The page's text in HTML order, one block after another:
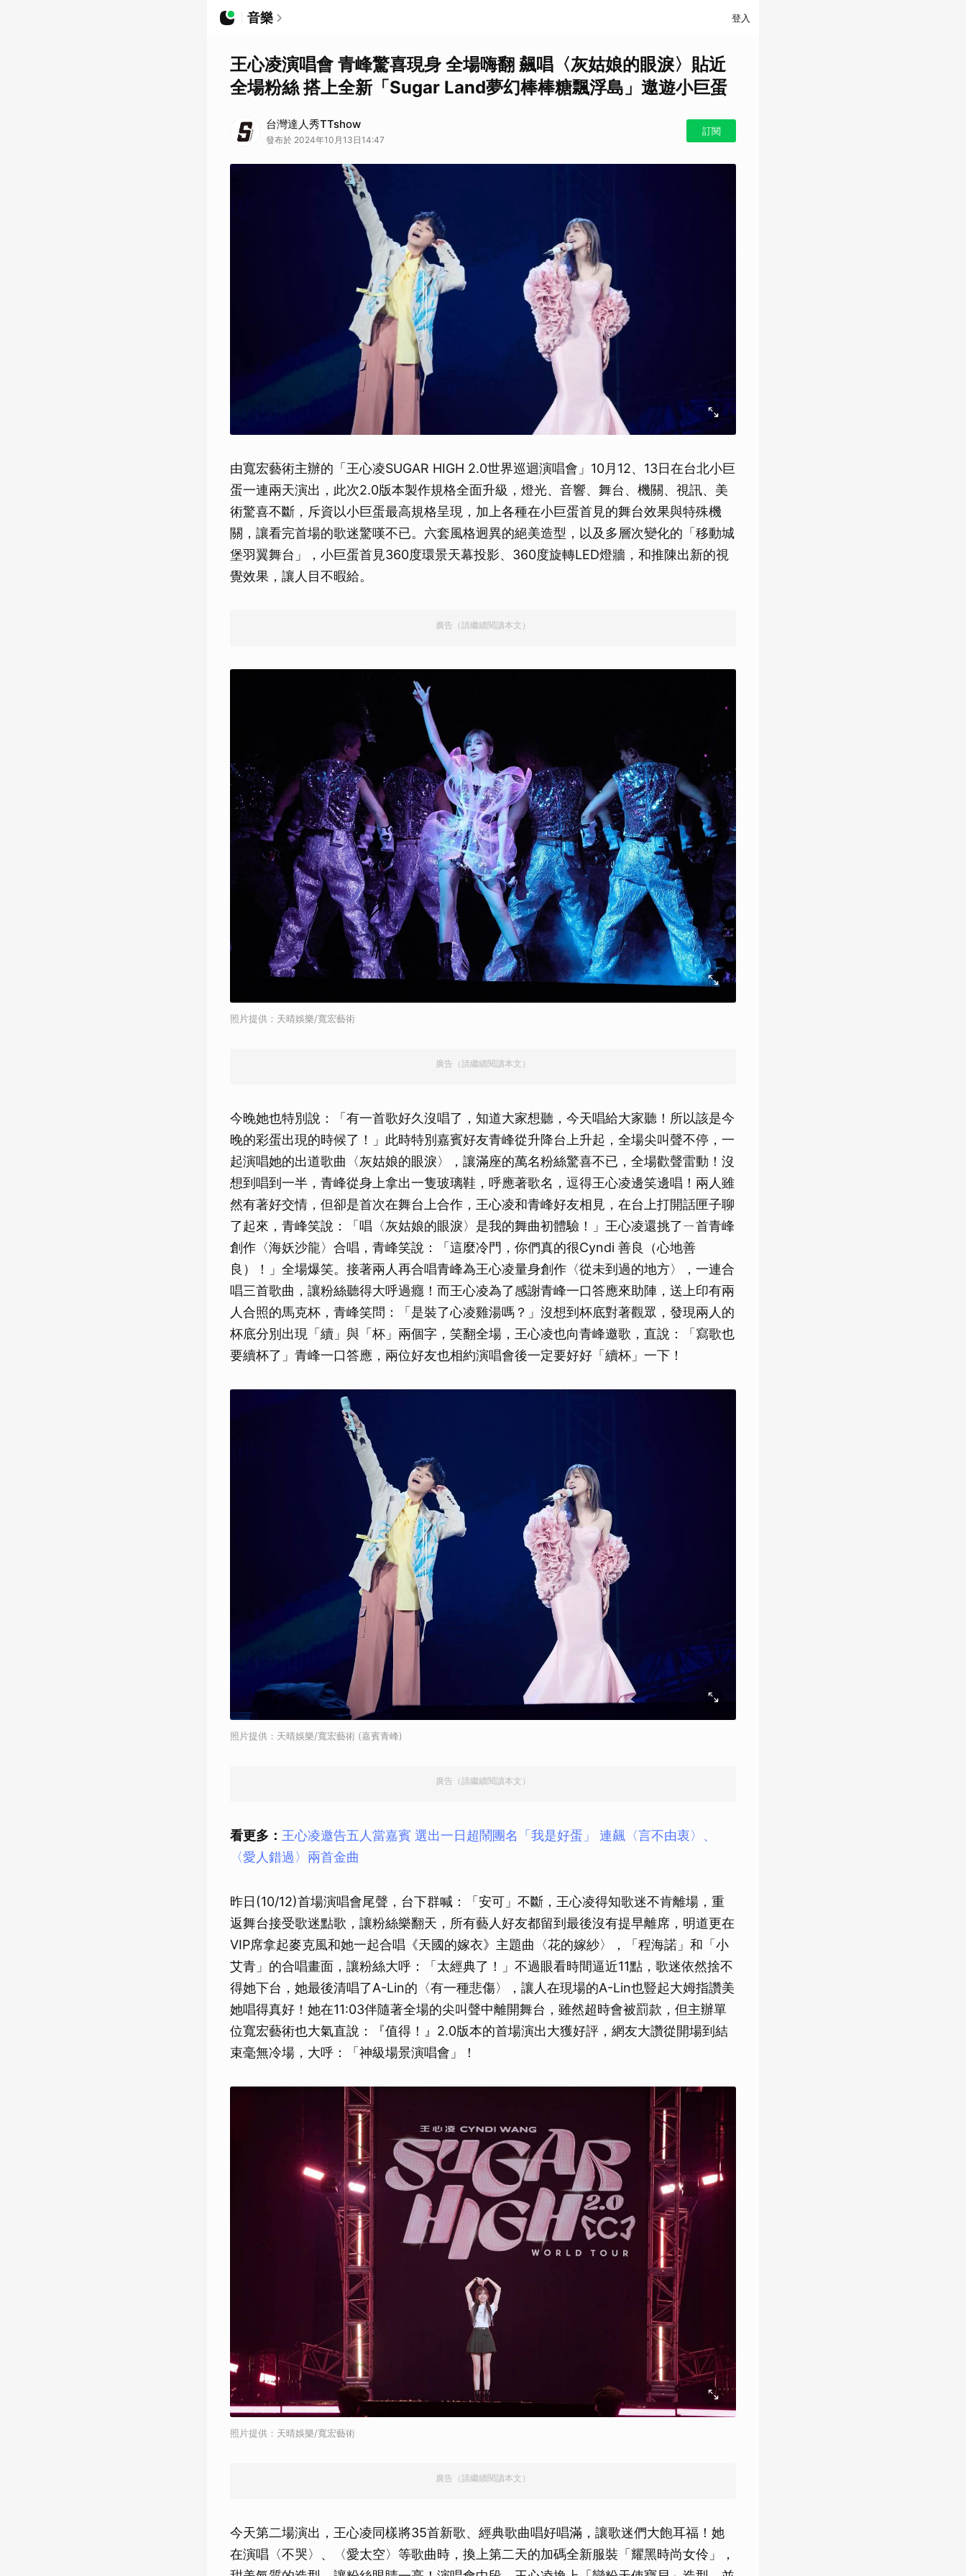
音樂 登入
王心凌演唱會 青峰驚喜現身 全場嗨翻 飆唱〈灰姑娘的眼淚〉貼近
全場粉絲 搭上全新「Sugar Land夢幻棒棒糖飄浮島」遨遊小巨蛋
台灣達人秀TTshow
發布於 2024年10月13日14:47
訂閱
由寬宏藝術主辦的「王心凌SUGAR HIGH 2.0世界巡迴演唱會」10月12、13日在台北小巨
蛋一連兩天演出，此次2.0版本製作規格全面升級，燈光、音響、舞台、機關、視訊、美
術驚喜不斷，斥資以小巨蛋最高規格呈現，加上各種在小巨蛋首見的舞台效果與特殊機
關，讓看完首場的歌迷驚嘆不已。六套風格迥異的絕美造型，以及多層次變化的「移動城
堡羽翼舞台」，小巨蛋首見360度環景天幕投影、360度旋轉LED燈牆，和推陳出新的視
覺效果，讓人目不暇給。
廣告（請繼續閱讀本文）
照片提供：天晴娛樂/寬宏藝術
廣告（請繼續閱讀本文）
今晚她也特別說：「有一首歌好久沒唱了，知道大家想聽，今天唱給大家聽！所以該是今
晚的彩蛋出現的時候了！」此時特別嘉賓好友青峰從升降台上升起，全場尖叫聲不停，一
起演唱她的出道歌曲〈灰姑娘的眼淚〉，讓滿座的萬名粉絲驚喜不已，全場歡聲雷動！沒
想到唱到一半，青峰從身上拿出一隻玻璃鞋，呼應著歌名，逗得王心凌邊笑邊唱！兩人雖
然有著好交情，但卻是首次在舞台上合作，王心凌和青峰好友相見，在台上打開話匣子聊
了起來，青峰笑說：「唱〈灰姑娘的眼淚〉是我的舞曲初體驗！」王心凌還挑了ㄧ首青峰
創作〈海妖沙龍〉合唱，青峰笑說：「這麼冷門，你們真的很Cyndi 善良（心地善
良）！」全場爆笑。接著兩人再合唱青峰為王心凌量身創作〈從未到過的地方〉，一連合
唱三首歌曲，讓粉絲聽得大呼過癮！而王心凌為了感謝青峰一口答應來助陣，送上印有兩
人合照的馬克杯，青峰笑問：「是裝了心凌雞湯嗎？」沒想到杯底對著觀眾，發現兩人的
杯底分別出現「續」與「杯」兩個字，笑翻全場，王心凌也向青峰邀歌，直說：「寫歌也
要續杯了」青峰一口答應，兩位好友也相約演唱會後一定要好好「續杯」一下！
照片提供：天晴娛樂/寬宏藝術 (嘉賓青峰)
廣告（請繼續閱讀本文）
看更多： 王心凌邀告五人當嘉賓 選出一日超鬧團名「我是好蛋」 連飆〈言不由衷〉、
〈愛人錯過〉兩首金曲
昨日(10/12)首場演唱會尾聲，台下群喊：「安可」不斷，王心凌得知歌迷不肯離場，重
返舞台接受歌迷點歌，讓粉絲樂翻天，所有藝人好友都留到最後沒有提早離席，明道更在
VIP席拿起麥克風和她一起合唱《天國的嫁衣》主題曲〈花的嫁紗〉，「程海諾」和「小
艾青」的合唱畫面，讓粉絲大呼：「太經典了！」不過眼看時間逼近11點，歌迷依然捨不
得她下台，她最後清唱了A-Lin的〈有一種悲傷〉，讓人在現場的A-Lin也豎起大姆指讚美
她唱得真好！她在11:03伴隨著全場的尖叫聲中離開舞台，雖然超時會被罰款，但主辦單
位寬宏藝術也大氣直說：『值得！』2.0版本的首場演出大獲好評，網友大讚從開場到結
束毫無冷場，大呼：「神級場景演唱會」！
照片提供：天晴娛樂/寬宏藝術
廣告（請繼續閱讀本文）
今天第二場演出，王心凌同樣將35首新歌、經典歌曲唱好唱滿，讓歌迷們大飽耳福！她
在演唱〈不哭〉、〈愛太空〉等歌曲時，換上第二天的加碼全新服裝「耀黑時尚女伶」，
取消